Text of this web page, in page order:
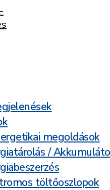
megoldások
/
töltőoszlopok